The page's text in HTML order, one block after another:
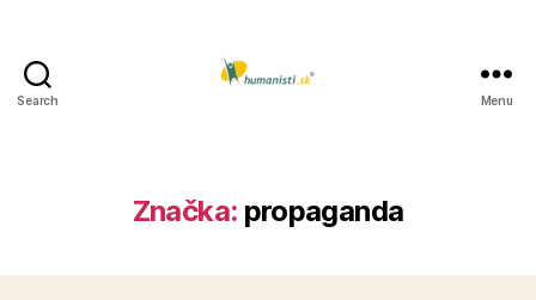
Search Menu
Značka: propaganda